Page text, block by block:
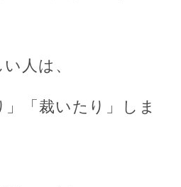
人は、
「裁いたり」しま